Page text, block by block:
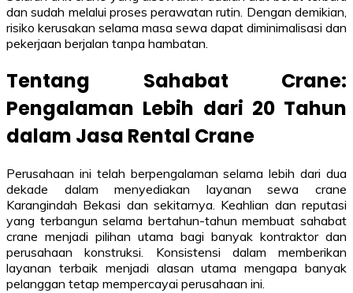
dan sudah melalui proses perawatan rutin. Dengan demikian,
risiko kerusakan selama masa sewa dapat diminimalisasi dan
pekerjaan berjalan tanpa hambatan.
Tentang Sahabat Crane:
Pengalaman Lebih dari 20 Tahun
dalam Jasa Rental Crane
Perusahaan ini telah berpengalaman selama lebih dari dua
dekade dalam menyediakan layanan sewa crane
Karangindah Bekasi dan sekitarnya. Keahlian dan reputasi
yang terbangun selama bertahun-tahun membuat sahabat
crane menjadi pilihan utama bagi banyak kontraktor dan
perusahaan konstruksi. Konsistensi dalam memberikan
layanan terbaik menjadi alasan utama mengapa banyak
pelanggan tetap mempercayai perusahaan ini.